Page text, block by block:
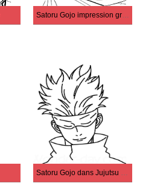
Satoru Gojo impression gratuite
Satoru Gojo dans Jujutsu Kaisen